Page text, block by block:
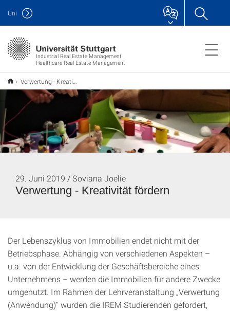
Industrial Real Estate Management
Healthcare Real Estate Management
Uni
Verwertung - Kreativität fördern
Verwertung - Kreativität fördern
29. Juni 2019 / Soviana Joelie
Der Lebenszyklus von Immobilien endet nicht mit der
Betriebsphase. Abhängig von verschiedenen Aspekten –
u.a. von der Entwicklung der Geschäftsbereiche eines
Unternehmens – werden die Immobilien für andere Zwecke
umgenutzt. Im Rahmen der Lehrveranstaltung „Verwertung
(Anwendung)“ wurden die IREM Studierenden gefordert,